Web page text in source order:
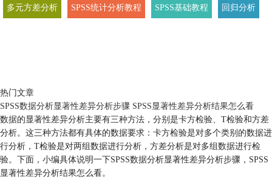
多元方差分析 SPSS统计分析教程 SPSS基础教程 回归分析
热门文章
SPSS数据分析显著性差异分析步骤 SPSS显著性差异分析结果怎么看
数据的显著性差异分析主要有三种方法，分别是卡方检验、T检验和方差
分析。这三种方法都有具体的数据要求：卡方检验是对多个类别的数据进
行分析，T检验是对两组数据进行分析，方差分析是对多组数据进行检
验。下面，小编具体说明一下SPSS数据分析显著性差异分析步骤，SPSS
显著性差异分析结果怎么看。